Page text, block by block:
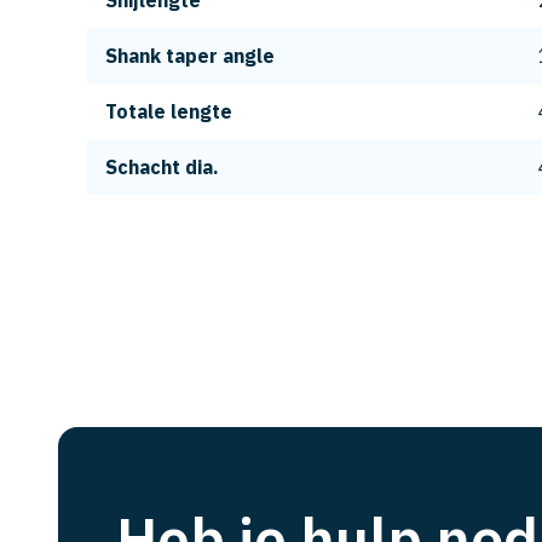
Shank taper angle
Totale lengte
Schacht dia.